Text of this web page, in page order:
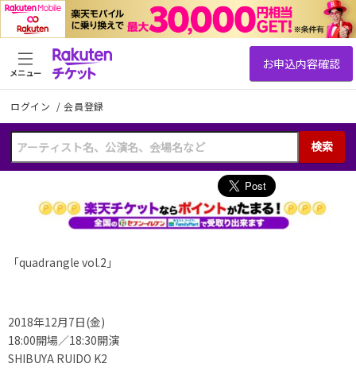
ログイン /会員登録
検索
メニュー
「quadrangle vol.2」
2018年12月7日(金)
18:00開場／18:30開演
SHIBUYA RUIDO K2